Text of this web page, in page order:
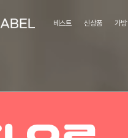
베스트 신상품 가방